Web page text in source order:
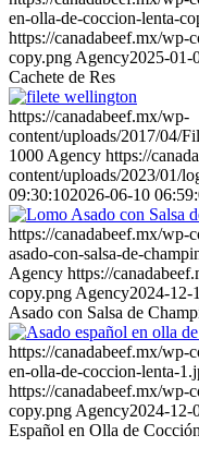
en-olla-de-coccion-lenta-
https://canadabeef.mx/wp-
copy.png Agency2025-01-
Cachete de Res
https://canadabeef.mx/wp-
content/uploads/2017/04/
1000 Agency https://
content/uploads/2023/01/
09:30:102026-06-10
https://canadabeef.mx/wp-
asado-con-salsa-de-
Agency https://
copy.png Agency2024-12-
Asado con Salsa de
https://canadabeef.mx/wp-
en-olla-de-coccion-lenta-
https://canadabeef.mx/wp-
copy.png Agency2024-12-
Español en Olla de